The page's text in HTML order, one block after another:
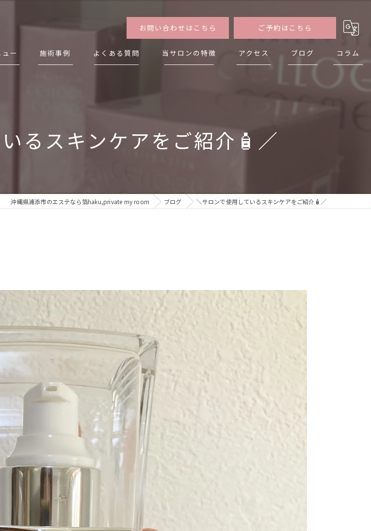
お問い合わせはこちら ご予約はこちら
ュー 施術事例 よくある質問 当サロンの特徴
アロマボディトリートメント
アクセス ブログ コラム
るスキンケアをご紹介🧴／
沖縄県浦添市のエステなら箔haku,private my room ブログ ＼サロンで使用しているスキンケアをご紹介🧴／